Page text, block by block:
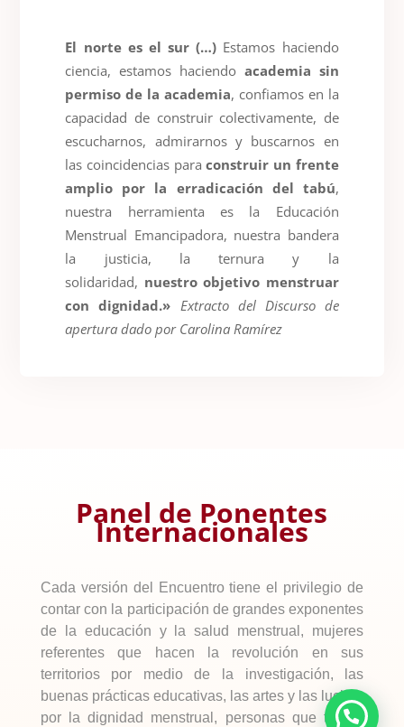
El norte es el sur (…) Estamos haciendo
ciencia, estamos haciendo academia sin
permiso de la academia, confiamos en la
capacidad de construir colectivamente, de
escucharnos, admirarnos y buscarnos en
las coincidencias para construir un frente
amplio por la erradicación del tabú,
nuestra herramienta es la Educación
Menstrual Emancipadora, nuestra bandera
la justicia, la ternura y la
solidaridad, nuestro objetivo menstruar
con dignidad.» Extracto del Discurso de
apertura dado por Carolina Ramírez
Panel de Ponentes
Internacionales
Cada versión del Encuentro tiene el privilegio de
contar con la participación de grandes exponentes
de la educación y la salud menstrual, mujeres
referentes que hacen la revolución en sus
territorios por medio de la investigación, las
buenas prácticas educativas, las artes y las luchas
por la dignidad menstrual, personas que tienen
¿Necesitas más información?